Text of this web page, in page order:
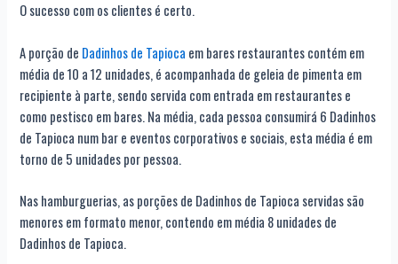
O sucesso com os clientes é certo.
A porção de Dadinhos de Tapioca em bares restaurantes contém em
média de 10 a 12 unidades, é acompanhada de geleia de pimenta em
recipiente à parte, sendo servida com entrada em restaurantes e
como pestisco em bares. Na média, cada pessoa consumirá 6 Dadinhos
de Tapioca num bar e eventos corporativos e sociais, esta média é em
torno de 5 unidades por pessoa.
Nas hamburguerias, as porções de Dadinhos de Tapioca servidas são
menores em formato menor, contendo em média 8 unidades de
Dadinhos de Tapioca.